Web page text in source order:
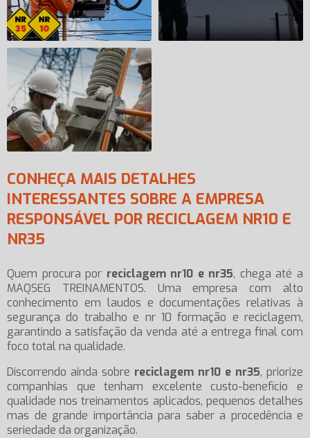
CONHEÇA MAIS DETALHES
INTERESSANTES SOBRE A EMPRESA
RESPONSÁVEL POR RECICLAGEM NR10 E
NR35
Quem procura por reciclagem nr10 e nr35, chega até a
MAQSEG TREINAMENTOS. Uma empresa com alto
conhecimento em laudos e documentações relativas à
segurança do trabalho e nr 10 formação e reciclagem,
garantindo a satisfação da venda até a entrega final com
foco total na qualidade.
Discorrendo ainda sobre reciclagem nr10 e nr35, priorize
companhias que tenham excelente custo-benefício e
qualidade nos treinamentos aplicados, pequenos detalhes
mas de grande importância para saber a procedência e
seriedade da organização.